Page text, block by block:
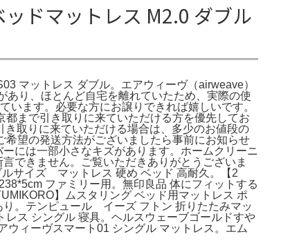
ドマットレス M2.0 ダブル
マットレス ダブル。エアウィーヴ（airweave）
り、ほとんど自宅を離れていたため、実際の使
ます。必要な方にお譲りできれば嬉しいです。
まで引き取りに来ていただける方を優先してお
取りに来ていただける場合は、多少のお値段の
望の発送方法がございましたら事前にお知らせ
には一部小さなキズがあります。ホームクリーニ
できません。ご覧いただきありがとうございま
サイズ マットレス 硬め ベッド 高耐久。【2
ファミリー用。無印良品 体にフィットする
】ムスタリング ベッド用マットレス ポ
。テンピュール イーズ フトン 折りたたみマッ
ス シングル 寝具。ヘルスウェーブゴールドすや
ィーヴスマート01 シングル マットレス。エム